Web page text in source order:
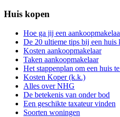
Huis kopen
Hoe ga jij een
De 20 ultieme tips bij een huis
Kosten aankoopmakelaar
Taken aankoopmakelaar
Het stappenplan om een huis
Kosten Koper (k.k.)
Alles over NHG
De betekenis van onder bod
Een geschikte taxateur vinden
Soorten woningen